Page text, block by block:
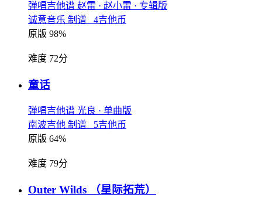
弹唱吉他谱 赵雷 · 赵小雷 · 专辑版
诚意音乐 制谱 4吉他币
原版 98%
难度 72分
童话
弹唱吉他谱 光良 · 单曲版
南波吉他 制谱 5吉他币
原版 64%
难度 79分
Outer Wilds （星际拓荒）